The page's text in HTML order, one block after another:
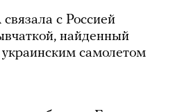
с Россией
найденный
самолетом